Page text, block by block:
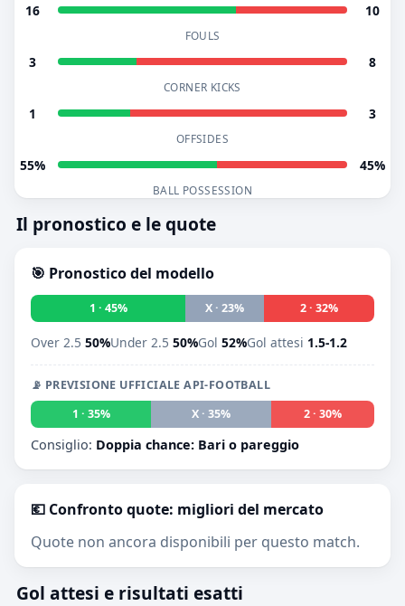
16 10
FOULS
3 8
CORNER KICKS
1 3
OFFSIDES
55% 45%
BALL POSSESSION
Il pronostico e le quote
🎯 Pronostico del modello
1 · 45% X · 23% 2 · 32%
Over 2.5 50%Under 2.5 50%Gol 52%Gol attesi 1.5-1.2
📡 PREVISIONE UFFICIALE API-FOOTBALL
1 · 35%
X · 35% 2 · 30%
Consiglio: Doppia chance: Bari o pareggio
💶 Confronto quote: migliori del mercato
Quote non ancora disponibili per questo match.
Gol attesi e risultati esatti